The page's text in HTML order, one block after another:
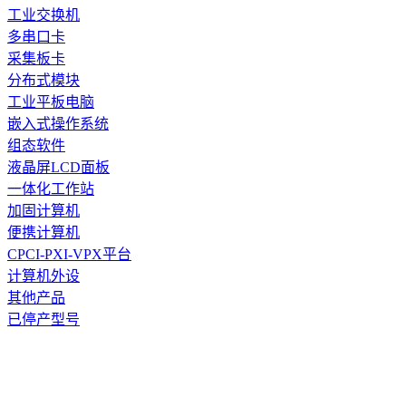
工业交换机
多串口卡
采集板卡
分布式模块
工业平板电脑
嵌入式操作系统
组态软件
液晶屏LCD面板
一体化工作站
加固计算机
便携计算机
CPCI-PXI-VPX平台
计算机外设
其他产品
已停产型号